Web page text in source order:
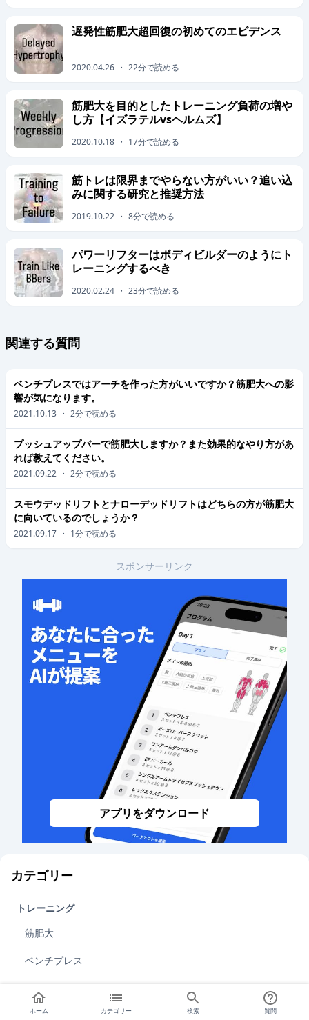
遅発性筋肥大超回復の初めてのエビデンス
2020.04.26 ・ 22分で読める
筋肥大を目的としたトレーニング負荷の増や
し方【イズラテルvsヘルムズ】
2020.10.18 ・ 17分で読める
筋トレは限界までやらない方がいい？追い込
みに関する研究と推奨方法
2019.10.22 ・ 8分で読める
パワーリフターはボディビルダーのようにト
レーニングするべき
2020.02.24 ・ 23分で読める
関連する質問
ベンチプレスではアーチを作った方がいいですか？筋肥大への影
響が気になります。
2021.10.13 ・ 2分で読める
プッシュアップバーで筋肥大しますか？また効果的なやり方があ
れば教えてください。
2021.09.22 ・ 2分で読める
スモウデッドリフトとナローデッドリフトはどちらの方が筋肥大
に向いているのでしょうか？
2021.09.17 ・ 1分で読める
スポンサーリンク
アプリをダウンロード
カテゴリー
トレーニング
筋肥大
ベンチプレス
デッドリフト
ホーム カテゴリー 検索 質問